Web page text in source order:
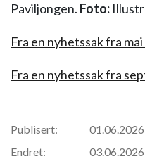
Paviljongen. Foto:
Fra en nyhetssak fra
Fra en nyhetssak fra
Publisert:
Endret: